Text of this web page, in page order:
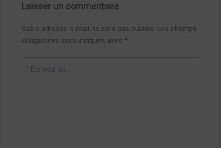
Laisser un commentaire
Votre adresse e-mail ne sera pas publiée. Les champs
obligatoires sont indiqués avec *
ici…